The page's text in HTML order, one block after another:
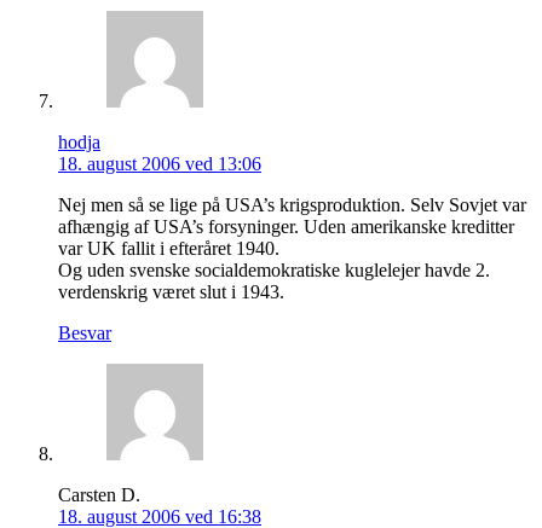
hodja
18. august 2006 ved 13:06
Nej men så se lige på USA’s krigsproduktion. Selv Sovjet var
afhængig af USA’s forsyninger. Uden amerikanske kreditter
var UK fallit i efteråret 1940.
Og uden svenske socialdemokratiske kuglelejer havde 2.
verdenskrig været slut i 1943.
Besvar
Carsten D.
18. august 2006 ved 16:38